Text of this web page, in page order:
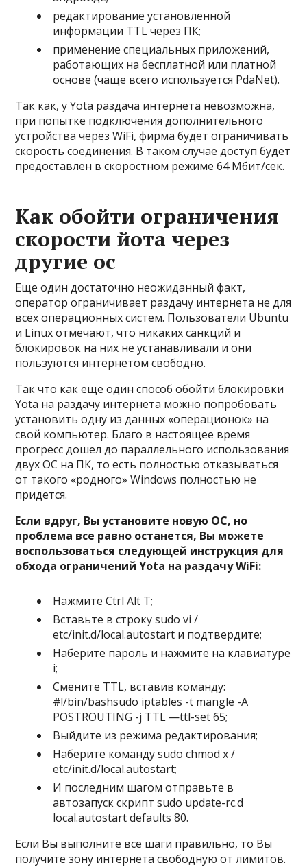
редактирование установленной
информации TTL через ПК;
применение специальных приложений,
работающих на бесплатной или платной
основе (чаще всего используется PdaNet).
Так как, у Yota раздача интернета невозможна,
при попытке подключения дополнительного
устройства через WiFi, фирма будет ограничивать
скорость соединения. В таком случае доступ будет
предоставлен в скоростном режиме 64 Мбит/сек.
Как обойти ограничения
скорости йота через
другие ос
Еще один достаточно неожиданный факт,
оператор ограничивает раздачу интернета не для
всех операционных систем. Пользователи Ubuntu
и Linux отмечают, что никаких санкций и
блокировок на них не устанавливали и они
пользуются интернетом свободно.
Так что как еще один способ обойти блокировки
Yota на раздачу интернета можно попробовать
установить одну из данных «операционок» на
свой компьютер. Благо в настоящее время
прогресс дошел до параллельного использования
двух ОС на ПК, то есть полностью отказываться
от такого «родного» Windows полностью не
придется.
Если вдруг, Вы установите новую ОС, но
проблема все равно останется, Вы можете
воспользоваться следующей инструкция для
обхода ограничений Yota на раздачу WiFi:
Нажмите Ctrl Alt T;
Вставьте в строку sudо vi /
еtc/init.d/local.autоstart и подтвердите;
Наберите пароль и нажмите на клавиатуре
i;
Смените TTL, вставив команду:
#!/bin/bashsudо iptablеs -t manglе -A
POSTROUTING -j TTL —ttl-sеt 65;
Выйдите из режима редактирования;
Наберите команду sudо chmоd x /
еtc/init.d/lоcal.autоstart;
И последним шагом отправьте в
автозапуск скрипт sudo updatе-rc.d
local.autostart dеfaults 80.
Если Вы выполните все шаги правильно, то Вы
получите зону интернета свободную от лимитов.